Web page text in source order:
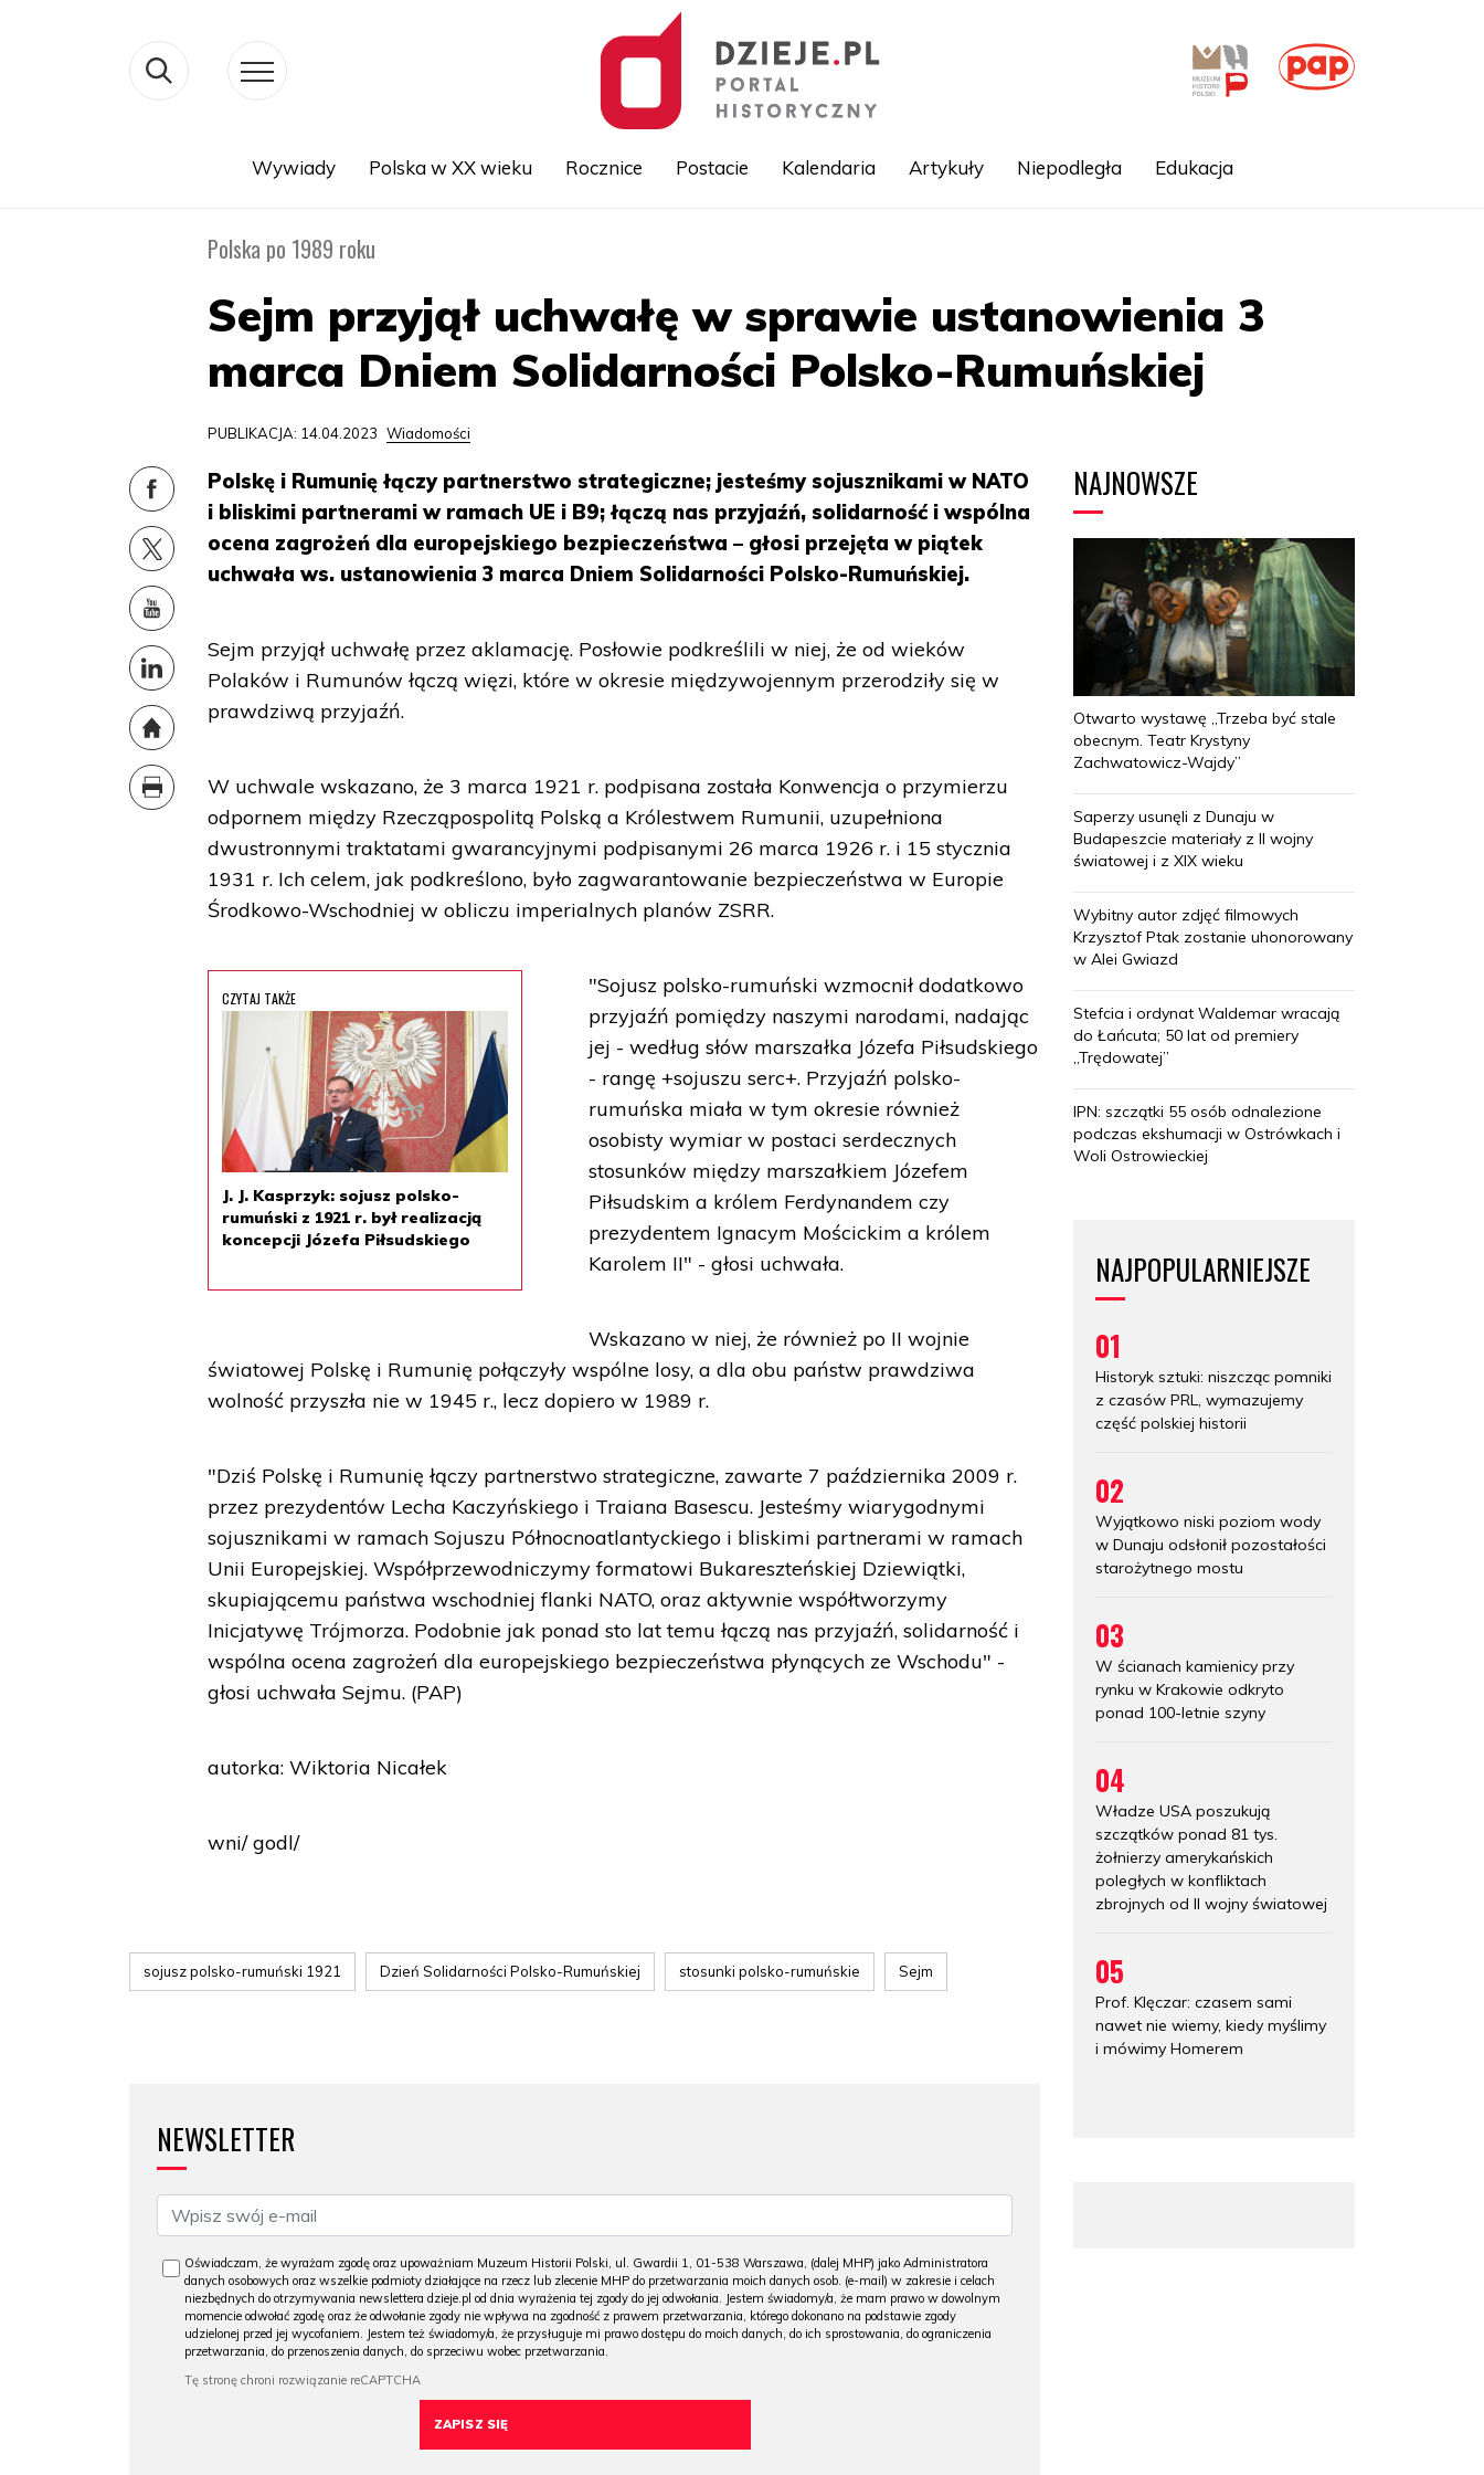
Wywiady Polska w XX wieku Rocznice Postacie Kalendaria Artykuły Niepodległa Edukacja
Polska po 1989 roku
Sejm przyjął uchwałę w sprawie ustanowienia 3
marca Dniem Solidarności Polsko-Rumuńskiej
PUBLIKACJA: 14.04.2023 Wiadomości
Polskę i Rumunię łączy partnerstwo strategiczne; jesteśmy sojusznikami w NATO
i bliskimi partnerami w ramach UE i B9; łączą nas przyjaźń, solidarność i wspólna
ocena zagrożeń dla europejskiego bezpieczeństwa – głosi przejęta w piątek
uchwała ws. ustanowienia 3 marca Dniem Solidarności Polsko-Rumuńskiej.
Sejm przyjął uchwałę przez aklamację. Posłowie podkreślili w niej, że od wieków
Polaków i Rumunów łączą więzi, które w okresie międzywojennym przerodziły się w
prawdziwą przyjaźń.
W uchwale wskazano, że 3 marca 1921 r. podpisana została Konwencja o przymierzu
odpornem między Rzecząpospolitą Polską a Królestwem Rumunii, uzupełniona
dwustronnymi traktatami gwarancyjnymi podpisanymi 26 marca 1926 r. i 15 stycznia
1931 r. Ich celem, jak podkreślono, było zagwarantowanie bezpieczeństwa w Europie
Środkowo-Wschodniej w obliczu imperialnych planów ZSRR.
CZYTAJ TAKŻE
J. J. Kasprzyk: sojusz polsko-
rumuński z 1921 r. był realizacją
koncepcji Józefa Piłsudskiego
"Sojusz polsko-rumuński wzmocnił dodatkowo
przyjaźń pomiędzy naszymi narodami, nadając
jej - według słów marszałka Józefa Piłsudskiego
- rangę +sojuszu serc+. Przyjaźń polsko-
rumuńska miała w tym okresie również
osobisty wymiar w postaci serdecznych
stosunków między marszałkiem Józefem
Piłsudskim a królem Ferdynandem czy
prezydentem Ignacym Mościckim a królem
Karolem II" - głosi uchwała.
Wskazano w niej, że również po II wojnie
światowej Polskę i Rumunię połączyły wspólne losy, a dla obu państw prawdziwa
wolność przyszła nie w 1945 r., lecz dopiero w 1989 r.
"Dziś Polskę i Rumunię łączy partnerstwo strategiczne, zawarte 7 października 2009 r.
przez prezydentów Lecha Kaczyńskiego i Traiana Basescu. Jesteśmy wiarygodnymi
sojusznikami w ramach Sojuszu Północnoatlantyckiego i bliskimi partnerami w ramach
Unii Europejskiej. Współprzewodniczymy formatowi Bukareszteńskiej Dziewiątki,
skupiającemu państwa wschodniej flanki NATO, oraz aktywnie współtworzymy
Inicjatywę Trójmorza. Podobnie jak ponad sto lat temu łączą nas przyjaźń, solidarność i
wspólna ocena zagrożeń dla europejskiego bezpieczeństwa płynących ze Wschodu" -
głosi uchwała Sejmu. (PAP)
autorka: Wiktoria Nicałek
wni/ godl/
sojusz polsko-rumuński 1921 Dzień Solidarności Polsko-Rumuńskiej stosunki polsko-rumuńskie Sejm
NEWSLETTER
Oświadczam, że wyrażam zgodę oraz upoważniam Muzeum Historii Polski, ul. Gwardii 1, 01-538 Warszawa, (dalej MHP) jako Administratora
danych osobowych oraz wszelkie podmioty działające na rzecz lub zlecenie MHP do przetwarzania moich danych osob. (e-mail) w zakresie i celach
niezbędnych do otrzymywania newslettera dzieje.pl od dnia wyrażenia tej zgody do jej odwołania. Jestem świadomy/a, że mam prawo w dowolnym
momencie odwołać zgodę oraz że odwołanie zgody nie wpływa na zgodność z prawem przetwarzania, którego dokonano na podstawie zgody
udzielonej przed jej wycofaniem. Jestem też świadomy/a, że przysługuje mi prawo dostępu do moich danych, do ich sprostowania, do ograniczenia
przetwarzania, do przenoszenia danych, do sprzeciwu wobec przetwarzania.
NAJNOWSZE
Otwarto wystawę „Trzeba być stale
obecnym. Teatr Krystyny
Zachwatowicz-Wajdy”
Saperzy usunęli z Dunaju w
Budapeszcie materiały z II wojny
światowej i z XIX wieku
Wybitny autor zdjęć filmowych
Krzysztof Ptak zostanie uhonorowany
w Alei Gwiazd
Stefcia i ordynat Waldemar wracają
do Łańcuta; 50 lat od premiery
„Trędowatej”
IPN: szczątki 55 osób odnalezione
podczas ekshumacji w Ostrówkach i
Woli Ostrowieckiej
NAJPOPULARNIEJSZE
01
Historyk sztuki: niszcząc pomniki
z czasów PRL, wymazujemy
część polskiej historii
02
Wyjątkowo niski poziom wody
w Dunaju odsłonił pozostałości
starożytnego mostu
03
W ścianach kamienicy przy
rynku w Krakowie odkryto
ponad 100-letnie szyny
04
Władze USA poszukują
szczątków ponad 81 tys.
żołnierzy amerykańskich
poległych w konfliktach
zbrojnych od II wojny światowej
05
Prof. Klęczar: czasem sami
nawet nie wiemy, kiedy myślimy
i mówimy Homerem